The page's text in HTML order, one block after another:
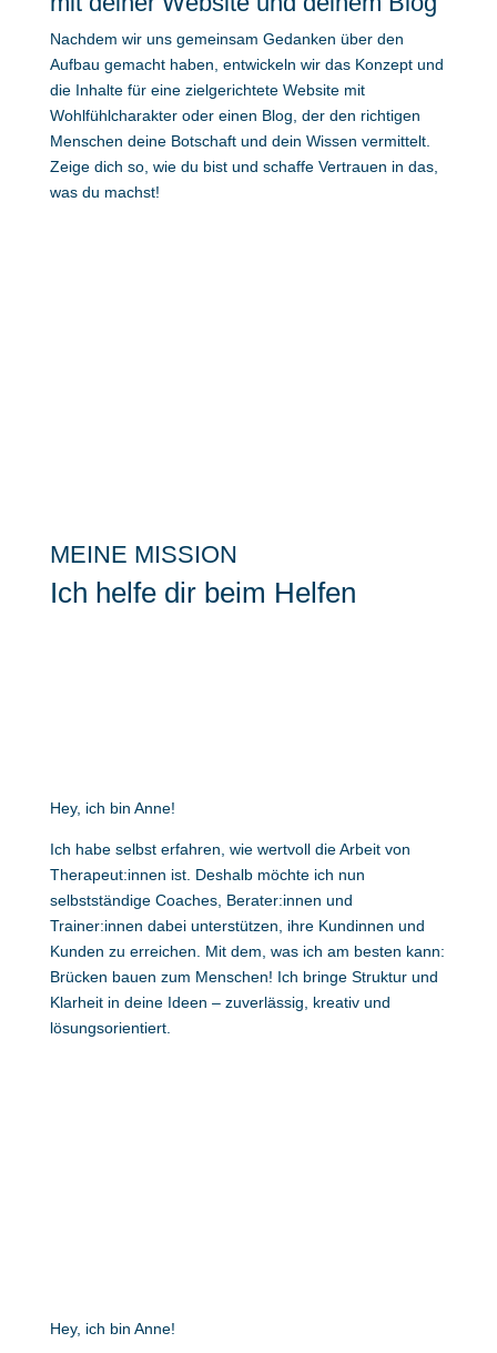
Nachdem wir uns gemeinsam Gedanken über den
Aufbau gemacht haben, entwickeln wir das Konzept und
die Inhalte für eine zielgerichtete Website mit
Wohlfühlcharakter oder einen Blog, der den richtigen
Menschen deine Botschaft und dein Wissen vermittelt.
Zeige dich so, wie du bist und schaffe Vertrauen in das,
was du machst!
MEINE MISSION
Ich helfe dir beim Helfen
Hey, ich bin Anne!
Ich habe selbst erfahren, wie wertvoll die Arbeit von
Therapeut:innen ist. Deshalb möchte ich nun
selbstständige Coaches, Berater:innen und
Trainer:innen dabei unterstützen, ihre Kundinnen und
Kunden zu erreichen. Mit dem, was ich am besten kann:
Brücken bauen zum Menschen! Ich bringe Struktur und
Klarheit in deine Ideen – zuverlässig, kreativ und
lösungsorientiert.
Hey, ich bin Anne!